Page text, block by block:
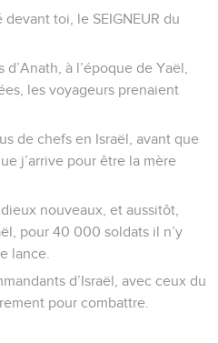
toi, le SEIGNEUR du
à l’époque de Yaël,
les voyageurs prenaient
de chefs en Israël, avant que
j’arrive pour être la mère
nouveaux, et aussitôt,
pour 40 000 soldats il n’y
lance.
d’Israël, avec ceux du
pour combattre.